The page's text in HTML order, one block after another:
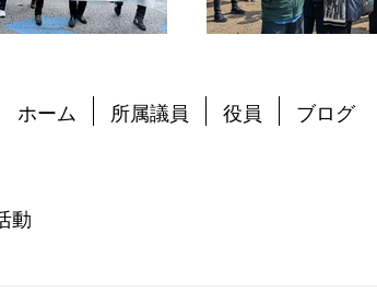
ホーム 所属議員 役員 ブログ
動